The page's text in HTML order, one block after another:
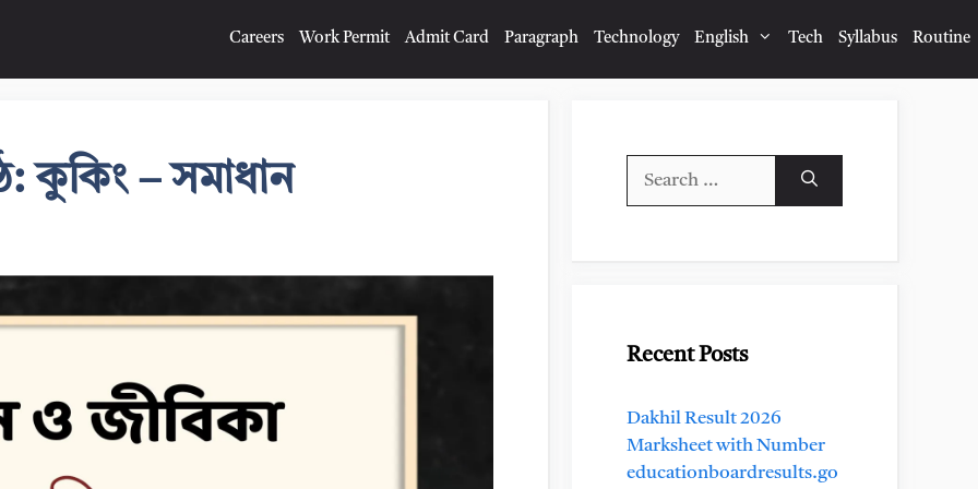
Careers Work Permit Admit Card Paragraph Technology English Tech Syllabus Routine
কুকিং – সমাধান
Recent Posts
Dakhil Result 2026
Marksheet with Number
educationboardresults.go